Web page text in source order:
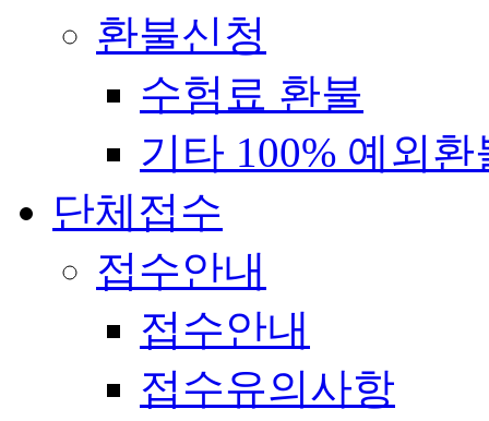
환불신청
수험료 환불
기타 100% 예외환
단체접수
접수안내
접수안내
접수유의사항